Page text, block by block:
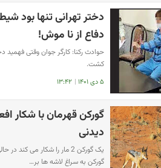
دختر تهرانی تنها بود
دفاع از نا موش!
حوادث رکنا: کارگر جوان وقتی فهمید
کشت.
۵ دی ۱۴۰۱ | ۱۳:۴۲
گورکن قهرمان با شکار
دیدنی
یک گورکن 2 مار را شکار
گورکن به سراغ لاشه ها بر…